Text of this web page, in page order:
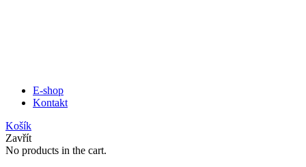
E-shop
Kontakt
Košík
Zavřít
No products in the cart.